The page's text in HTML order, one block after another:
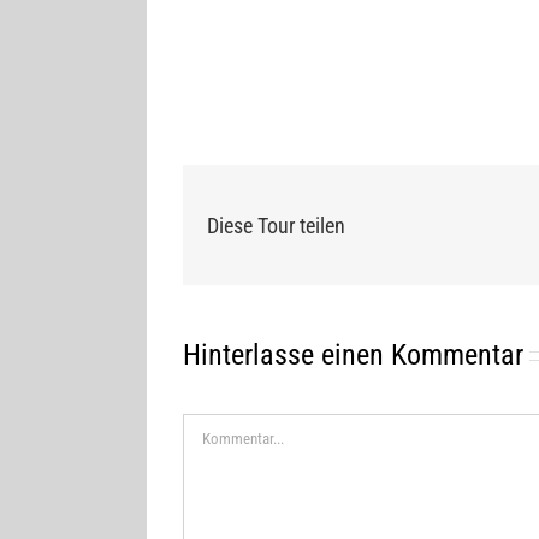
Diese Tour teilen
Hinterlasse einen Kommentar
Kommentar